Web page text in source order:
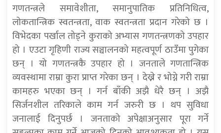
गणतन्त्रले समावेशीता, समानुपातिक प्रतिनिधित्व,
लोकतान्त्रिक स्वतन्त्रता, वाक स्वतन्त्रता प्रदान गरेको छ ।
विभेदका पर्खाल तोड्ने कुराको अभ्यास गणतन्त्रणको उपहार
हो । एउटा गृहिणी राज्य सञ्चालनको महत्वपूर्ण ठाउँमा पुगेका
छन् । यो गणतन्त्रकै उपहार हो । जनताले गणतान्त्रिक
व्यवस्थामा राम्रा कुरा प्राप्त गरेका छन् । देख्ने र भोग्ने गरी राम्रा
कामहरु भएका छन् । गर्न बाँकी अझै धेरै छन् । अझै
सिर्जनशील तरिकाले काम गर्न जरुरी छ । थप सुविधा
जनालाई दिनुपर्छ । जनताको अपेक्षाअनुसार पूरा गर्ने